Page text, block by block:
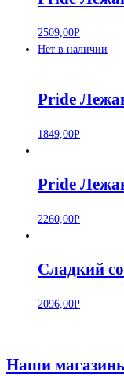
2509,00Р
Нет в наличии
Pride
1849,00Р
Pride
2260,00Р
Сладкий
2096,00Р
Наши